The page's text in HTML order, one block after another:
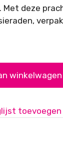
deze
winkelwagen
toevoegen